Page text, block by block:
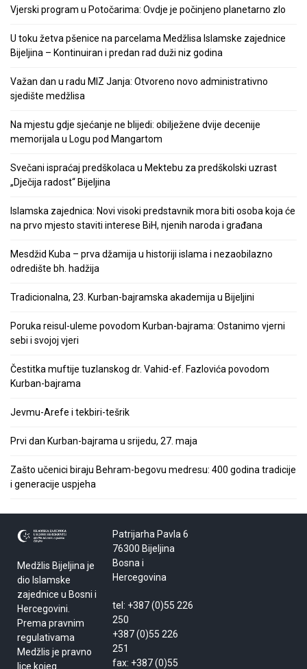
Vjerski program u Potočarima: Ovdje je počinjeno planetarno zlo
U toku žetva pšenice na parcelama Medžlisa Islamske zajednice
Bijeljina – Kontinuiran i predan rad duži niz godina
Važan dan u radu MIZ Janja: Otvoreno novo administrativno
sjedište medžlisa
Na mjestu gdje sjećanje ne blijedi: obilježene dvije decenije
memorijala u Logu pod Mangartom
Svečani ispraćaj predškolaca u Mektebu za predškolski uzrast
„Dječija radost“ Bijeljina
Islamska zajednica: Novi visoki predstavnik mora biti osoba koja će
na prvo mjesto staviti interese BiH, njenih naroda i građana
Mesdžid Kuba – prva džamija u historiji islama i nezaobilazno
odredište bh. hadžija
Tradicionalna, 23. Kurban-bajramska akademija u Bijeljini
Poruka reisul-uleme povodom Kurban-bajrama: Ostanimo vjerni
sebi i svojoj vjeri
Čestitka muftije tuzlanskog dr. Vahid-ef. Fazlovića povodom
Kurban-bajrama
Jevmu-Arefe i tekbiri-tešrik
Prvi dan Kurban-bajrama u srijedu, 27. maja
Zašto učenici biraju Behram-begovu medresu: 400 godina tradicije
i generacije uspjeha
Medžlis Bijeljina je
dio Islamske
zajednice u Bosni i
Hercegovini.
Prema pravnim
regulativama
Medžlis je pravno
lice kojeg
Patrijarha Pavla 6
76300 Bijeljina
Bosna i
Hercegovina
tel: +387 (0)55 226
250
+387 (0)55 226
251
fax: +387 (0)55